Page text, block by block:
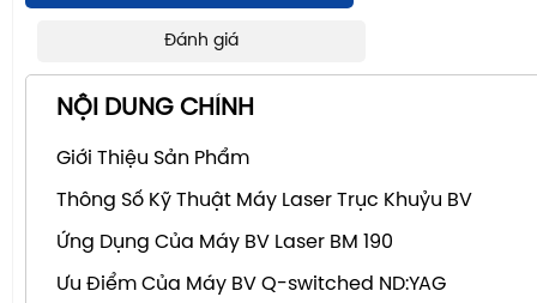
Đánh giá
NỘI DUNG CHÍNH
Giới Thiệu Sản Phẩm
Thông Số Kỹ Thuật Máy Laser Trục Khuỷu BV
Ứng Dụng Của Máy BV Laser BM 190
Ưu Điểm Của Máy BV Q-switched ND:YAG